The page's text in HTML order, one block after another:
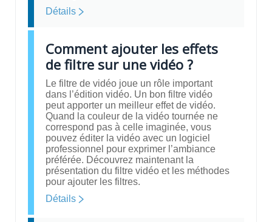
Détails
Comment ajouter les effets
de filtre sur une vidéo ?
Le filtre de vidéo joue un rôle important
dans l’édition vidéo. Un bon filtre vidéo
peut apporter un meilleur effet de vidéo.
Quand la couleur de la vidéo tournée ne
correspond pas à celle imaginée, vous
pouvez éditer la vidéo avec un logiciel
professionnel pour exprimer l’ambiance
préférée. Découvrez maintenant la
présentation du filtre vidéo et les méthodes
pour ajouter les filtres.
Détails